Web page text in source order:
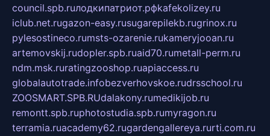
council.spb.ruлодкипатриот.рфkafekolizey.ru
iclub.net.rugazon-easy.rusugarepilekb.rugrinox.ru
pylesostineco.rumsts-ozarenie.rukameryjooan.ru
artemovskij.rudopler.spb.ruaid70.rumetall-perm.ru
ndm.msk.ruratingzooshop.ruapiaccess.ru
globalautotrade.infobezverhovskoe.rudrsschool.ru
ZOOSMART.SPB.RUdalakony.rumedikijob.ru
remontt.spb.ruphotostudia.spb.rumyragon.ru
terramia.ruacademy62.rugardengallereya.rurti.com.ru